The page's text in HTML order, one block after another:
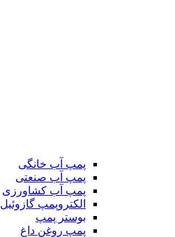
پمپ آب خانگی
پمپ آب صنعتی
پمپ آب کشاورزی
الکتروپمپ گازوئیل
بوستر پمپ
پمپ روغن داغ